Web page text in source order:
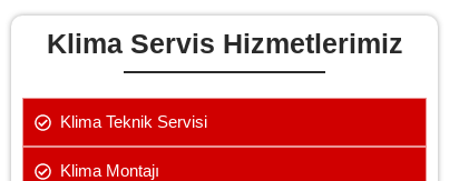
Klima Servis Hizmetlerimiz
Klima Teknik Servisi
Klima Montajı